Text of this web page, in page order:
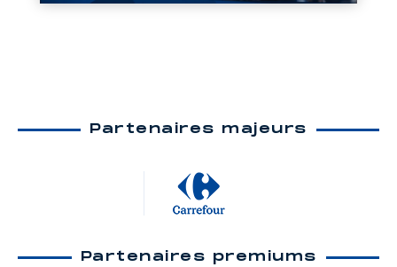
Partenaires majeurs
Partenaires premiums